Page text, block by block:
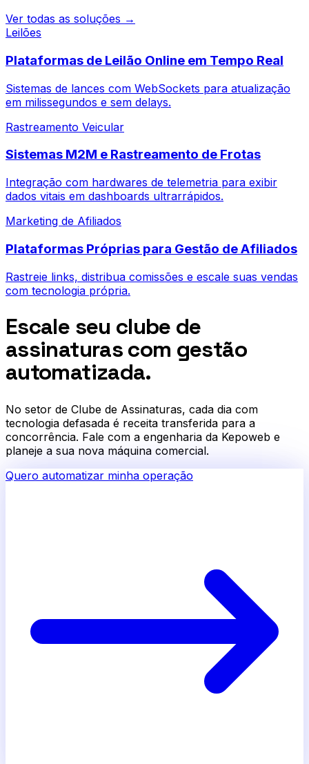
Ver todas as soluções →
Leilões
Plataformas de Leilão Online em Tempo Real
Sistemas de lances com WebSockets para atualização
em milissegundos e sem delays.
Rastreamento Veicular
Sistemas M2M e Rastreamento de Frotas
Integração com hardwares de telemetria para exibir
dados vitais em dashboards ultrarrápidos.
Marketing de Afiliados
Plataformas Próprias para Gestão de Afiliados
Rastreie links, distribua comissões e escale suas vendas
com tecnologia própria.
Escale seu clube de
assinaturas com gestão
automatizada.
No setor de Clube de Assinaturas, cada dia com
tecnologia defasada é receita transferida para a
concorrência. Fale com a engenharia da Kepoweb e
planeje a sua nova máquina comercial.
Quero automatizar minha operação